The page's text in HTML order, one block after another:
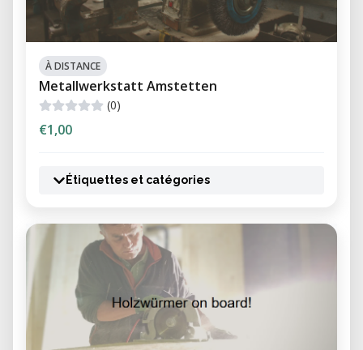
À DISTANCE
Metallwerkstatt Amstetten
(0)
€1,00
Étiquettes et catégories